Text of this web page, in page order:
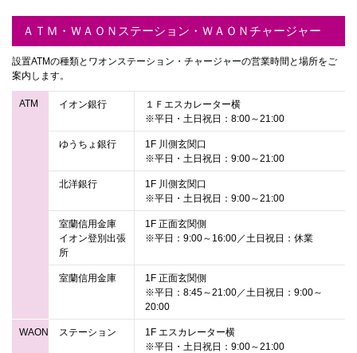
ＡＴＭ・ＷＡＯＮステーション・ＷＡＯＮチャージャー
設置ATMの種類とワオンステーション・チャージャーの営業時間と場所をご
案内します。
ATM イオン銀行
１Ｆエスカレーター横
※平日・土日祝日：8:00～21:00
ゆうちょ銀行
1F 川側玄関口
※平日・土日祝日：9:00～21:00
北洋銀行
1F 川側玄関口
※平日・土日祝日：9:00～21:00
室蘭信用金庫
イオン登別出張
所
1F 正面玄関側
※平日：9:00～16:00／土日祝日：休業
室蘭信用金庫
1F 正面玄関側
※平日：8:45～21:00／土日祝日：9:00～
20:00
WAON ステーション
1F エスカレーター横
※平日・土日祝日：9:00～21:00